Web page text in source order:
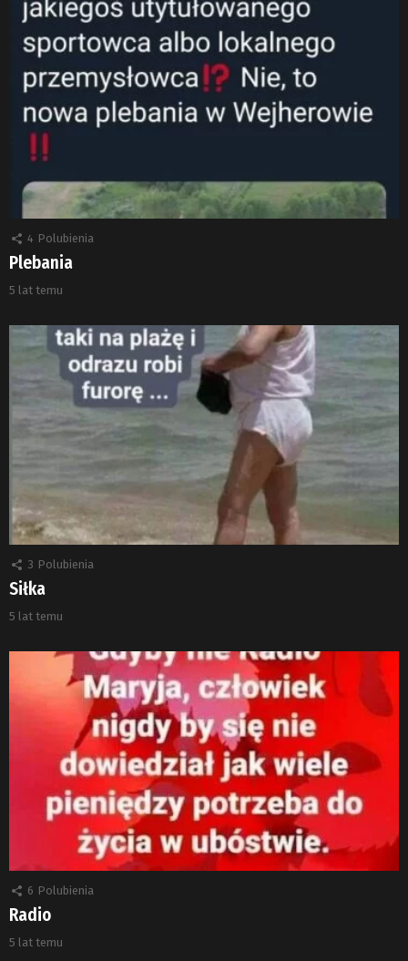
4 Polubienia
Plebania
5 lat temu
3 Polubienia
Siłka
5 lat temu
6 Polubienia
Radio
5 lat temu